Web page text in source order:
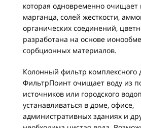
которая одновременно очищает
марганца, солей жесткости,
органических соединений,
разработана на основе
сорбционных материалов.
Колонный фильтр комплексного
ФильтрПоинт очищает воду из
источников или городского
устанавливаться в доме, офисе,
административных зданиях и